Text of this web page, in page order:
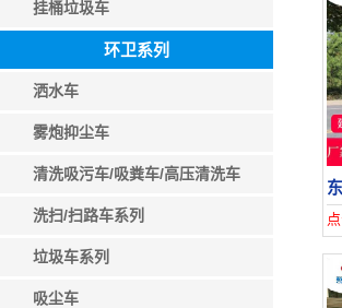
挂桶垃圾车
环卫系列
洒水车
雾炮抑尘车
清洗吸污车/吸粪车/高压清洗车
洗扫/扫路车系列
垃圾车系列
吸尘车